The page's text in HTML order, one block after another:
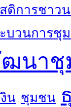
ดิการชาว
บวนการชุ
ฒนา
น ชุมชน